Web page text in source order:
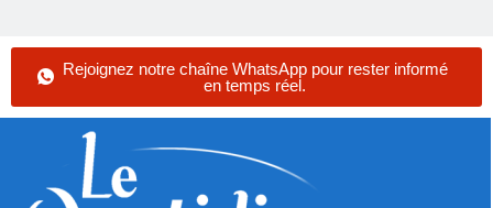
Rejoignez notre chaîne WhatsApp pour rester informé
en temps réel.